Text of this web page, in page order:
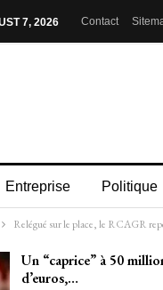
7, 2026 Contact
Entreprise Politique
Relégué sur le place, le RCAGR
Un “caprice” à 50
d’euros,…